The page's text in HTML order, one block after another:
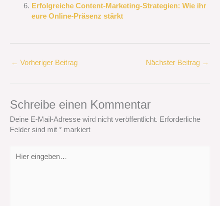
Erfolgreiche Content-Marketing-Strategien: Wie ihr
eure Online-Präsenz stärkt
← Vorheriger Beitrag Nächster Beitrag →
Schreibe einen Kommentar
Deine E-Mail-Adresse wird nicht veröffentlicht. Erforderliche
Felder sind mit * markiert
eingeben…